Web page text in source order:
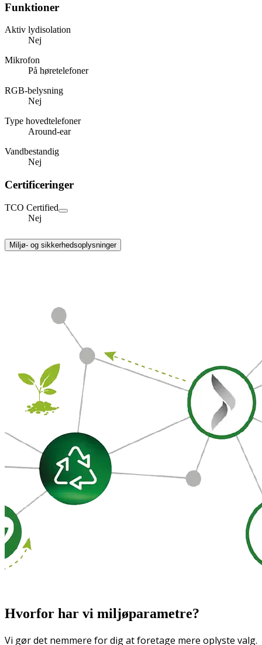
Funktioner
Aktiv lydisolation
Nej
Mikrofon
På høretelefoner
RGB-belysning
Nej
Type hovedtelefoner
Around-ear
Vandbestandig
Nej
Certificeringer
TCO Certified
Nej
Miljø- og sikkerhedsoplysninger
Hvorfor har vi miljøparametre?
Vi gør det nemmere for dig at foretage mere oplyste valg.